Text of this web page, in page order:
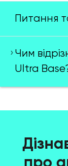
Питання
Чим
Ultra
про